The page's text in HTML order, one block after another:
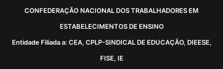
CONFEDERAÇÃO NACIONAL DOS TRABALHADORES EM
ESTABELECIMENTOS DE ENSINO
Entidade Filiada a: CEA, CPLP-SINDICAL DE EDUCAÇÃO, DIEESE,
FISE, IE